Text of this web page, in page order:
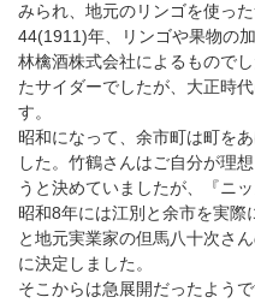
みられ、地元のリンゴを使っ
44(1911)年、リンゴや果物の
林檎酒株式会社によるもので
たサイダーでしたが、大正時
す。
昭和になって、余市町は町を
した。竹鶴さんはご自分が理
うと決めていましたが、『ニ
昭和8年には江別と余市を実
と地元実業家の但馬八十次さ
に決定しました。
そこからは急展開だったよう